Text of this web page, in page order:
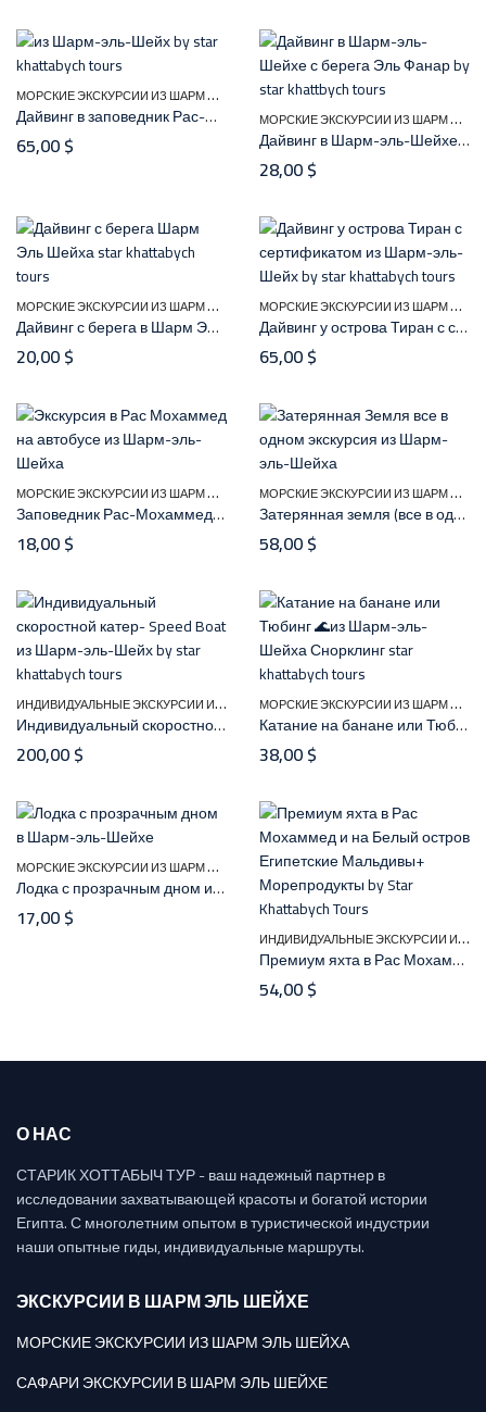
М
ОРСКИЕ ЭКСКУРСИИ ИЗ ШАРМ ЭЛЬ ШЕЙХА
Дайвинг в заповедник Рас-Мохаммед с сертификатом
65,00$
М
ОРСКИЕ ЭКСКУРСИИ ИЗ ШАРМ ЭЛЬ ШЕЙХА
Дайвинг в Шарм-эль-Шейхе с берега Эль Фанар
28,00$
М
ОРСКИЕ ЭКСКУРСИИ ИЗ ШАРМ ЭЛЬ ШЕЙХА
Дайвинг с берега в Шарм Эль Шейха
20,00$
М
ОРСКИЕ ЭКСКУРСИИ ИЗ ШАРМ ЭЛЬ ШЕЙХА
Дайвинг у острова Тиран с сертификатом
65,00$
М
ОРСКИЕ ЭКСКУРСИИ ИЗ ШАРМ ЭЛЬ ШЕЙХА
Заповедник Рас-Мохаммед на автобусе из Шарм-эль-Шейха | Снорклинг
18,00$
М
ОРСКИЕ ЭКСКУРСИИ ИЗ ШАРМ ЭЛЬ ШЕЙХА
Затерянная земля (все в одном)
58,00$
И
НДИВИДУАЛЬНЫЕ ЭКСКУРСИИ ИЗ ШАРМ-ЭЛЬ-ШЕЙХА ,МОРСКИЕ ЭКСКУРСИИ
Индивидуальный скоростной катер в Шарм-эль-Шейхе | Speed Boat
200,00$
М
ОРСКИЕ ЭКСКУРСИИ ИЗ ШАРМ ЭЛЬ ШЕЙХА
Катание на банане или Тюбинг 🌊 в Шарм эль Шейхе
38,00$
М
ОРСКИЕ ЭКСКУРСИИ ИЗ ШАРМ ЭЛЬ ШЕЙХА ,РАЗВЛЕЧЕНИЙ ЭКСКУРСИИ ИЗ
Лодка с прозрачным дном из Шарм-эль-Шейх
17,00$
И
НДИВИДУАЛЬНЫЕ ЭКСКУРСИИ ИЗ ШАРМ-ЭЛЬ-ШЕЙХА
Премиум яхта в Рас Мохаммед и на Белый остров Египетские Мальдивы+ Морепродукты
54,00$
О НАС
СТАРИК ХОТТАБЫЧ ТУР - ваш надежный партнер в
исследовании захватывающей красоты и богатой истории
Египта. С многолетним опытом в туристической индустрии
наши опытные гиды, индивидуальные маршруты.
ЭКСКУРСИИ В ШАРМ ЭЛЬ ШЕЙХЕ
МОРСКИЕ ЭКСКУРСИИ ИЗ ШАРМ ЭЛЬ ШЕЙХА
САФАРИ ЭКСКУРСИИ В ШАРМ ЭЛЬ ШЕЙХЕ